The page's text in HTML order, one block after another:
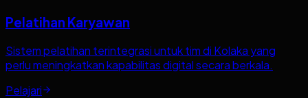
Pelatihan Karyawan
Sistem pelatihan terintegrasi untuk tim di Kolaka yang
perlu meningkatkan kapabilitas digital secara berkala.
Pelajari